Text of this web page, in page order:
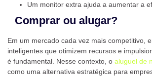
Um monitor extra ajuda a aumentar a
Comprar ou alugar?
Em um mercado cada vez mais competitivo,
inteligentes que otimizem recursos e
é fundamental. Nesse contexto, o aluguel de
como uma alternativa estratégica para